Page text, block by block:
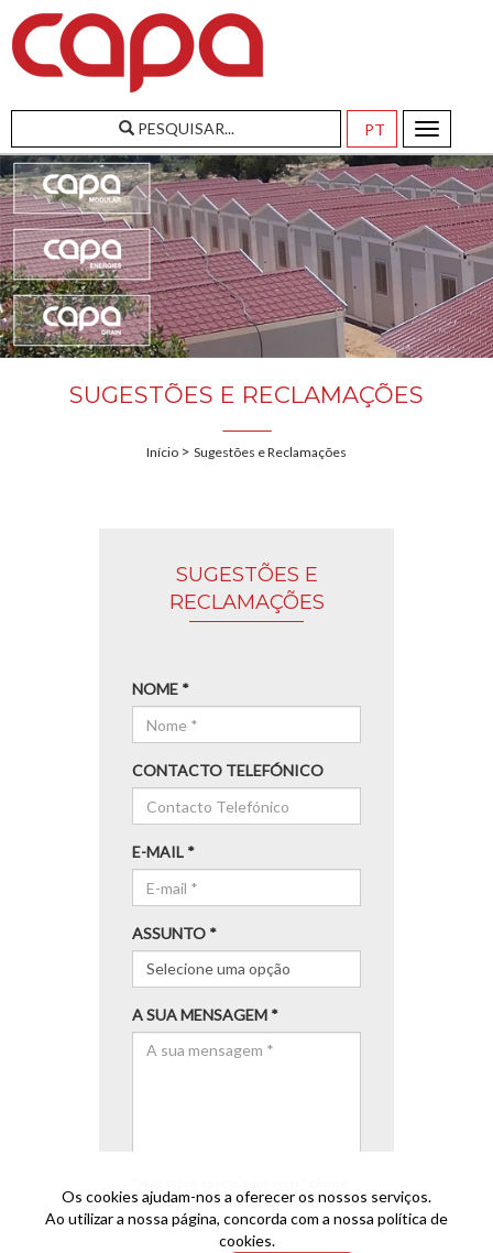
Os cookies ajudam-nos a oferecer os nossos serviços.
Ao utilizar a nossa página, concorda com a nossa política de
cookies.
Toggle
PESQUISAR...
SUGESTÕES E RECLAMAÇÕES
Início > Sugestões e Reclamações
SUGESTÕES E
RECLAMAÇÕES
NOME *
CONTACTO TELEFÓNICO
E-MAIL *
ASSUNTO *
A SUA MENSAGEM *
preenchimento obrigatório.